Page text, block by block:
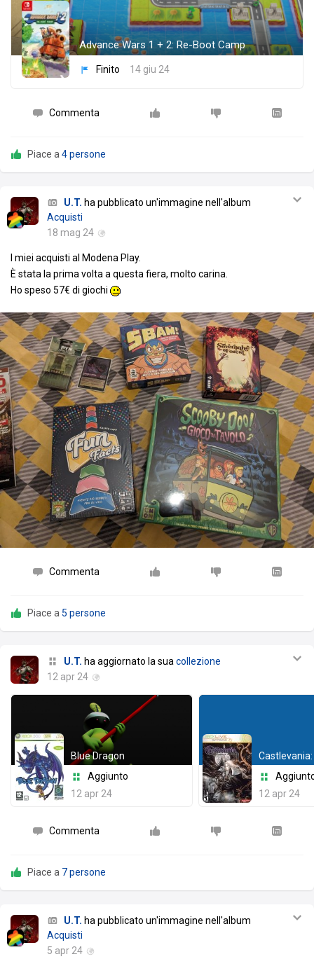
Advance Wars 1 + 2: Re-Boot Camp
Finito 14 giu 24
Commenta
Piace a 4 persone
U.T. ha pubblicato un'immagine nell'album
Acquisti
18 mag 24
I miei acquisti al Modena Play.
È stata la prima volta a questa fiera, molto carina.
Ho speso 57€ di giochi
Commenta
Piace a 5 persone
U.T. ha aggiornato la sua collezione
12 apr 24
Blue Dragon
Aggiunto
12 apr 24
12 apr 24
Commenta
Piace a 7 persone
U.T. ha pubblicato un'immagine nell'album
Acquisti
5 apr 24